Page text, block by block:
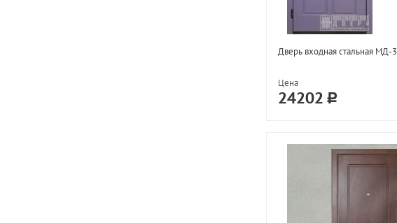
Дверь входная стальная
Цена
24202